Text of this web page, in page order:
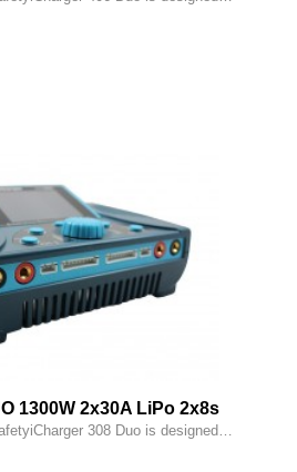
1300W 2x30A LiPo 2x8s
308 Duo is designed…